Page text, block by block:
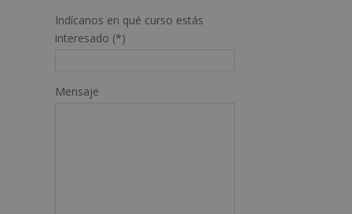
Indícanos en qué curso estás
interesado (*)
Mensaje